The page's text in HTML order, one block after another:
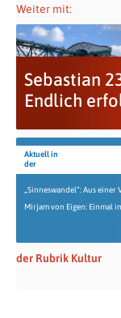
Weiter mit:
Sebastian
Endlich
Aktuell in
der
„Sinneswandel“: Aus
Mirjam von Eigen: Einmal
der Rubrik Kultur